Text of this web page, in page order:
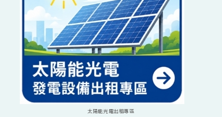
太陽能光電出租專區